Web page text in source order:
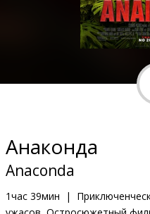
Подарки
Клуб
Анаконда
Anaconda
1час 39мин |